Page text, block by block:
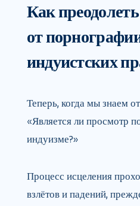
Как
от
индуистских
Теперь, когда мы знаем
«Является ли просмотр
индуизме?»
Процесс исцеления
взлётов и падений,